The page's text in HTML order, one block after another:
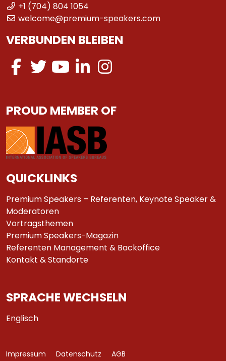
+1 (704) 804 1054
welcome@premium-speakers.com
VERBUNDEN BLEIBEN
PROUD MEMBER OF
QUICKLINKS
Premium Speakers – Referenten, Keynote Speaker &
Moderatoren
Vortragsthemen
Premium Speakers-Magazin
Referenten Management & Backoffice
Kontakt & Standorte
SPRACHE WECHSELN
Englisch
Impressum Datenschutz AGB